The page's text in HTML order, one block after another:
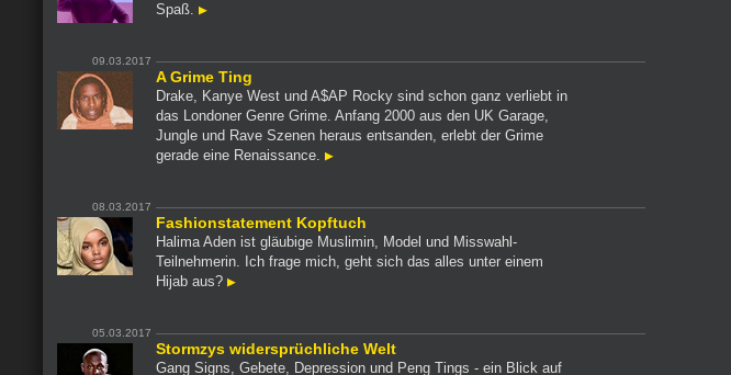
Spaß.
09.03.2017
A Grime Ting
Drake, Kanye West und A$AP Rocky sind schon ganz verliebt in
das Londoner Genre Grime. Anfang 2000 aus den UK Garage,
Jungle und Rave Szenen heraus entsanden, erlebt der Grime
gerade eine Renaissance.
08.03.2017
Fashionstatement Kopftuch
Halima Aden ist gläubige Muslimin, Model und Misswahl-
Teilnehmerin. Ich frage mich, geht sich das alles unter einem
Hijab aus?
05.03.2017
Stormzys widersprüchliche Welt
Gang Signs, Gebete, Depression und Peng Tings - ein Blick auf